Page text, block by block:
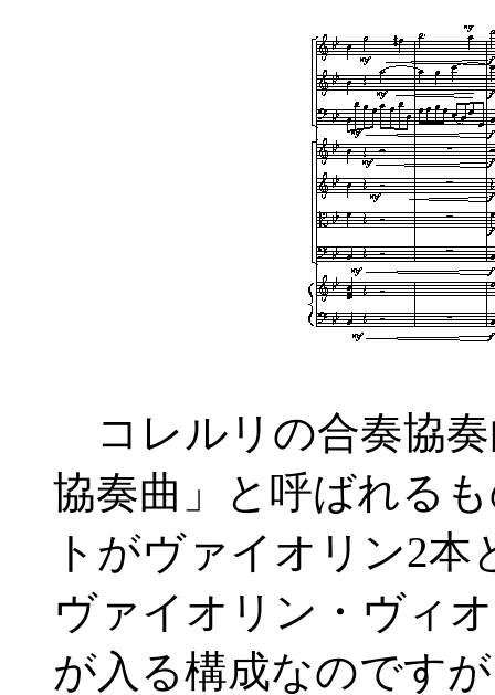
コレルリの合奏協
協奏曲」と呼ばれる
トがヴァイオリン2
ヴァイオリン・ヴィ
が入る構成なのです